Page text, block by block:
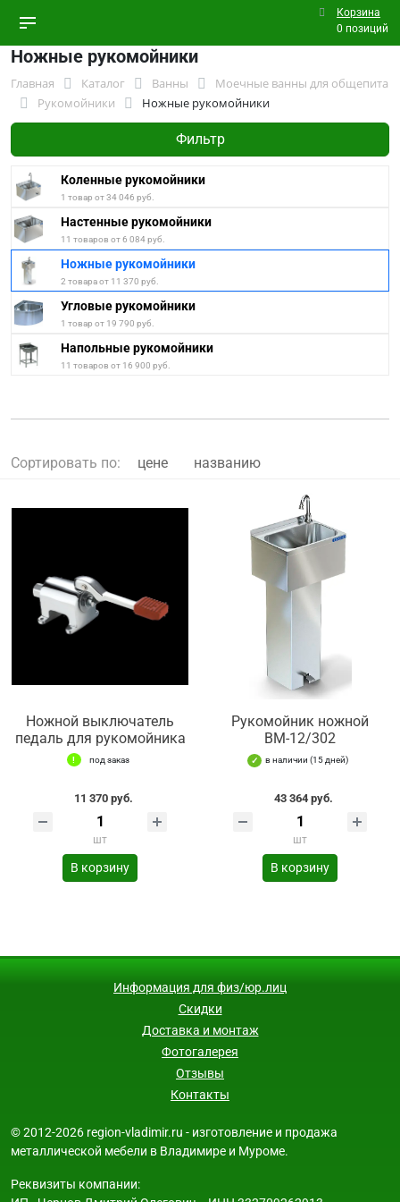
Корзина
0 позиций
Ножные рукомойники
Главная Каталог Ванны
Моечные ванны для общепита
Рукомойники
Ножные рукомойники
Фильтр
Коленные рукомойники
1 товар от 34 046 руб.
Настенные рукомойники
11 товаров от 6 084 руб.
Ножные рукомойники
2 товара от 11 370 руб.
Угловые рукомойники
1 товар от 19 790 руб.
Напольные рукомойники
11 товаров от 16 900 руб.
Сортировать по: цене названию
Ножной выключатель
педаль для рукомойника
под заказ
11 370 руб.
шт
В корзину
Рукомойник ножной
ВМ-12/302
в наличии (15 дней)
43 364 руб.
шт
В корзину
Информация для физ/юр.лиц
Скидки
Доставка и монтаж
Фотогалерея
Отзывы
Контакты
© 2012-2026 region-vladimir.ru - изготовление и продажа
металлической мебели в Владимире и Муроме.
Реквизиты компании: